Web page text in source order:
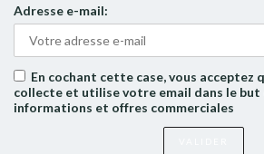
Adresse e-mail:
En cochant cette case, vous acceptez
collecte et utilise votre email dans le but
informations et offres commerciales